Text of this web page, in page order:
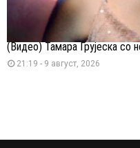
(Видео) Тамара Грујеска со
21:19 - 9 август, 2026